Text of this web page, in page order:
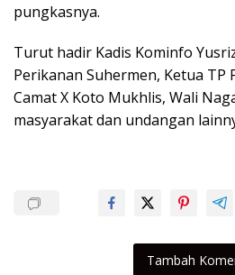
pungkasnya.
Turut hadir Kadis Kominfo
Perikanan Suhermen, Ketua TP
Camat X Koto Mukhlis, Wali
masyarakat dan undangan
Tambah